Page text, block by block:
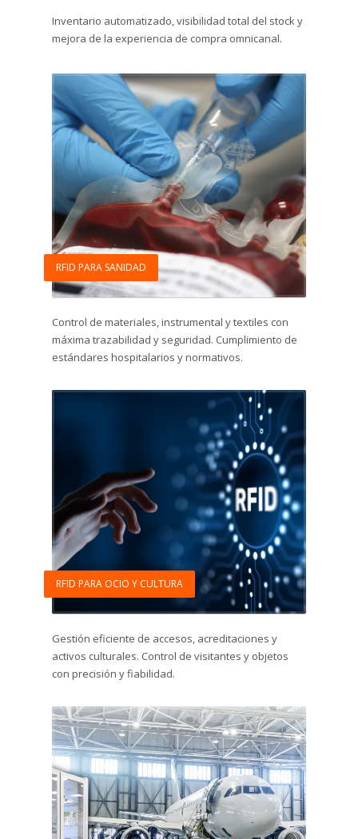
Inventario automatizado, visibilidad total del stock y
mejora de la experiencia de compra omnicanal.
RFID PARA SANIDAD
Control de materiales, instrumental y textiles con
máxima trazabilidad y seguridad. Cumplimiento de
estándares hospitalarios y normativos.
RFID PARA OCIO Y CULTURA
Gestión eficiente de accesos, acreditaciones y
activos culturales. Control de visitantes y objetos
con precisión y fiabilidad.